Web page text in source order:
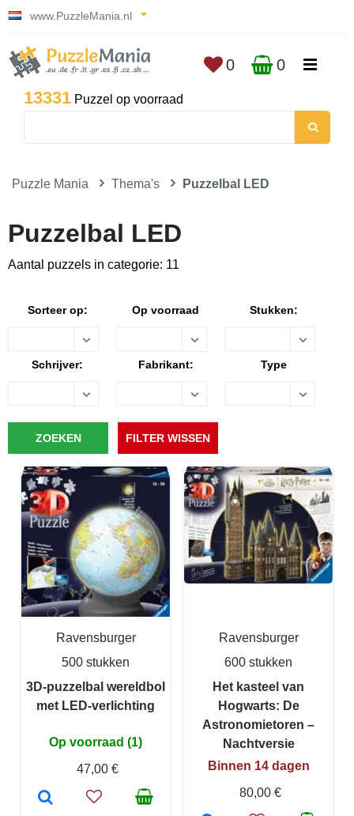
www.PuzzleMania.nl
13331 Puzzel op voorraad
0 0
Puzzle Mania Thema's Puzzelbal LED
Puzzelbal LED
Aantal puzzels in categorie: 11
Sorteer op: Op voorraad Stukken:
Schrijver: Fabrikant: Type
Ravensburger
500 stukken
3D-puzzelbal wereldbol
met LED-verlichting
Op voorraad (1)
47,00 €
Ravensburger
600 stukken
Het kasteel van
Hogwarts: De
Astronomietoren –
Nachtversie
Binnen 14 dagen
80,00 €